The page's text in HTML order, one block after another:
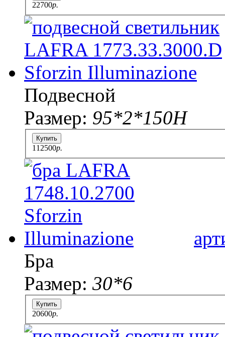
22700p.
Подвесной
Размер: 95*2*150H
Купить
112500p.
Бра
Размер: 30*6
Купить
20600p.